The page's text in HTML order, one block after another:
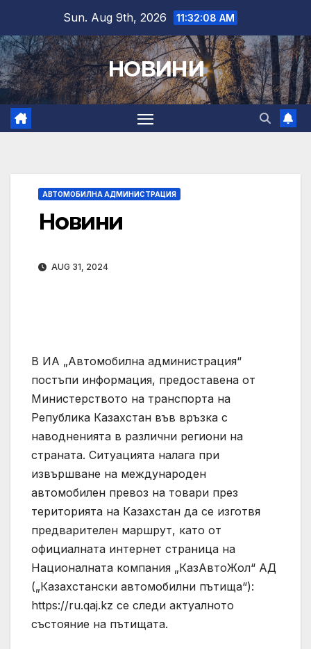
content
Sun. Aug 9th, 2026 11:32:09 AM
НОВИНИ
АВТОМОБИЛНА АДМИНИСТРАЦИЯ
Новини
AUG 31, 2024
В ИА „Автомобилна администрация“
постъпи информация, предоставена от
Министерството на транспорта на
Република Казахстан във връзка с
наводненията в различни региони на
страната. Ситуацията налага при
извършване на международен
автомобилен превоз на товари през
територията на Казахстан да се изготвя
предварителен маршрут, като от
официалната интернет страница на
Националната компания „КазАвтоЖол“ АД
(„Казахстански автомобилни пътища“):
https://ru.qaj.kz се следи актуалното
състояние на пътищата.